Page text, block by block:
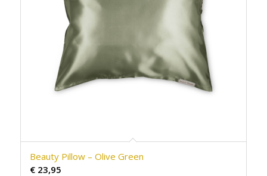
Beauty Pillow – Olive Green
€23,95